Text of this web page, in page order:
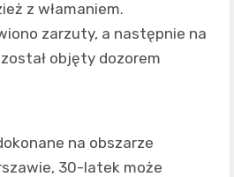
z włamaniem.
zarzuty, a następnie na
objęty dozorem
na obszarze
30-latek może